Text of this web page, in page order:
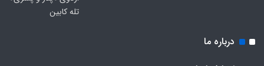
تله کابین
درباره ما